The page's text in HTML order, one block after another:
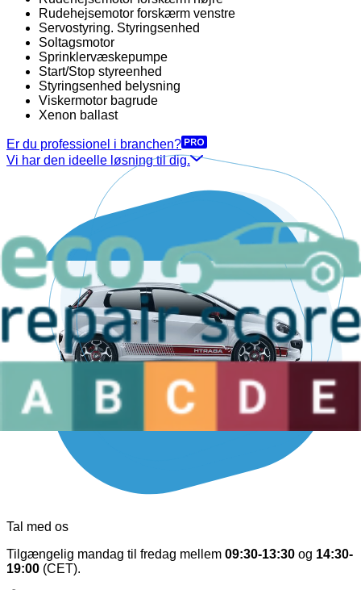
Rudehejsemotor forskærm venstre
Servostyring. Styringsenhed
Soltagsmotor
Sprinklervæskepumpe
Start/Stop styreenhed
Styringsenhed belysning
Viskermotor bagrude
Xenon ballast
Er du professionel i branchen?
Vi har den ideelle løsning til dig.
Tal med os
Tilgængelig mandag til fredag mellem 09:30-13:30 og 14:30-
19:00 (CET).